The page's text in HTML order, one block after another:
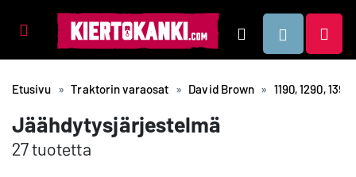
Tuotealueet Hae
Etusivu Traktorin varaosat David Brown 1190, 1290,
Jäähdytysjärjestelmä
27 tuotetta